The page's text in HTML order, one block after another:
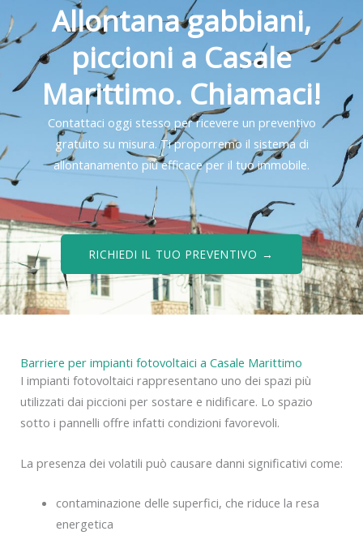
Allontana gabbiani,
piccioni a Casale
Marittimo. Chiamaci!
Contattaci oggi stesso per ricevere un preventivo
gratuito su misura. Ti proporremo il sistema di
allontanamento più efficace per il tuo immobile.
RICHIEDI IL TUO PREVENTIVO →
Barriere per impianti fotovoltaici a Casale Marittimo
I impianti fotovoltaici rappresentano uno dei spazi più
utilizzati dai piccioni per sostare e nidificare. Lo spazio
sotto i pannelli offre infatti condizioni favorevoli.
La presenza dei volatili può causare danni significativi come:
contaminazione delle superfici, che riduce la resa
energetica